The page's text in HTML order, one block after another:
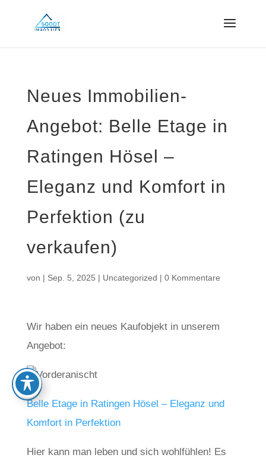
Neues Immobilien-
Angebot: Belle Etage in
Ratingen Hösel –
Eleganz und Komfort in
Perfektion (zu
verkaufen)
von | Sep. 5, 2025 | Uncategorized | 0 Kommentare
Wir haben ein neues Kaufobjekt in unserem
Angebot:
Belle Etage in Ratingen Hösel – Eleganz und
Komfort in Perfektion
Hier kann man leben und sich wohlfühlen! Es